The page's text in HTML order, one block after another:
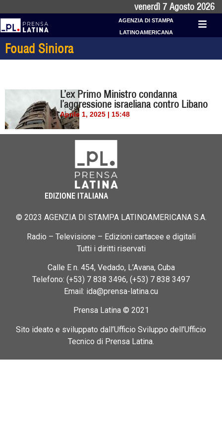
venerdì 7 Agosto 2026
AGENZIA DI STAMPA
LATINOAMERICANA
Fouad Siniora
L’ex Primo Ministro condanna
l’aggressione israeliana contro Libano
Aprile 1, 2025 | 15:48
EDIZIONE ITALIANA
© 2023 AGENZIA DI STAMPA LATINOAMERICANA S.A.
Radio – Televisione – Edizioni cartacee e digitali
Tutti i diritti riservati
Calle E n. 454, Vedado, L’Avana, Cuba
Telefono: (+53) 7 838 3496, (+53) 7 838 3497
Email: ida@prensa-latina.cu
Prensa Latina © 2021
Sito ideato e sviluppato dall’Ufficio Sviluppo dell’Ufficio
Tecnico di Prensa Latina.